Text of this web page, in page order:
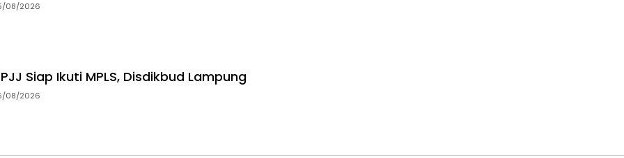
08/2026
Siap Ikuti MPLS, Disdikbud Lampung
08/2026